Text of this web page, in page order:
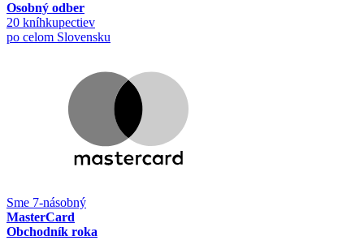
Osobný odber
20 kníhkupectiev
po celom Slovensku
Sme 7-násobný
MasterCard
Obchodník roka